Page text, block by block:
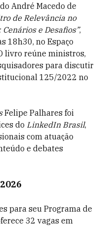
André Macedo de
de Relevância no
e Desafios”,
18h30, no Espaço
livro reúne ministros,
para discutir
125/2022 no
Felipe Palhares foi
do LinkedIn Brasil,
com atuação
e debates
para seu Programa de
32 vagas em